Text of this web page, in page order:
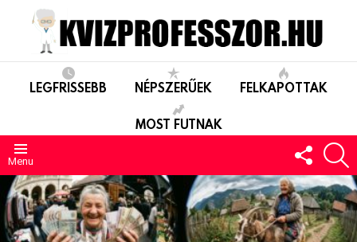
LEGFRISSEBB NÉPSZERŰEK FELKAPOTTAK
MOST FUTNAK
Menu
US
LEGUTÓBBIAK